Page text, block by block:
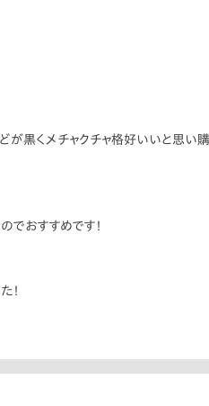
黒くメチャクチャ格好いいと思い購
でおすすめです！
！